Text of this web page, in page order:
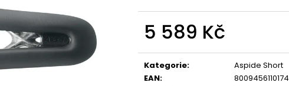
5 589 Kč
cena:
Kategorie:
Aspide Short
EAN:
8009456110174